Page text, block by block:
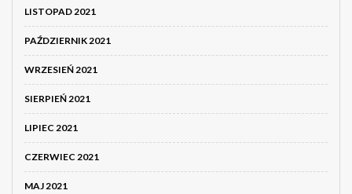
LISTOPAD 2021
PAŹDZIERNIK 2021
WRZESIEŃ 2021
SIERPIEŃ 2021
LIPIEC 2021
CZERWIEC 2021
MAJ 2021